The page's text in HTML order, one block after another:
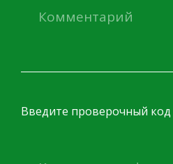
Введите проверочный код